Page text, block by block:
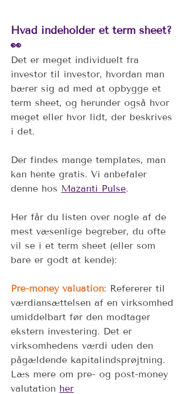
Hvad indeholder et term sheet?
👀
Det er meget individuelt fra
investor til investor, hvordan man
bærer sig ad med at opbygge et
term sheet, og herunder også hvor
meget eller hvor lidt, der beskrives
i det.
Der findes mange templates, man
kan hente gratis. Vi anbefaler
denne hos Mazanti Pulse.
Her får du listen over nogle af de
mest væsenlige begreber, du ofte
vil se i et term sheet (eller som
bare er godt at kende):
Pre-money valuation: Refererer til
værdiansættelsen af en virksomhed
umiddelbart før den modtager
ekstern investering. Det er
virksomhedens værdi uden den
pågældende kapitalindsprøjtning.
Læs mere om pre- og post-money
valutation her